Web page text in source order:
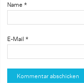
Name *
E-Mail *